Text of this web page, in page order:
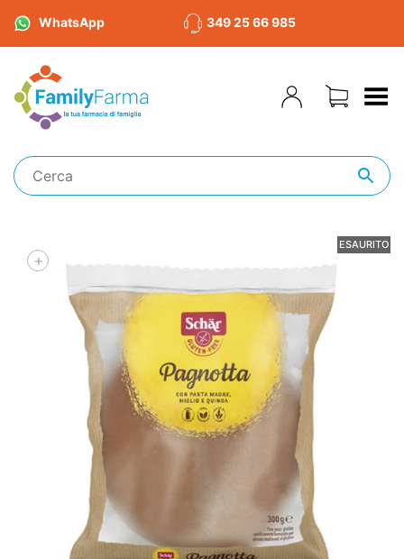
WhatsApp 349 25 66 985
Toggle Menu
ESAURITO
+